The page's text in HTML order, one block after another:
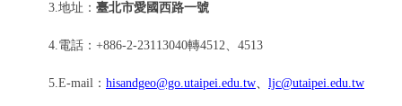
3.地址： 臺北市愛國西路一號
4.電話：+886-2-23113040轉4512、4513
5.E-mail ： hisandgeo@go.utaipei.edu.tw、 ljc@utaipei.edu.tw